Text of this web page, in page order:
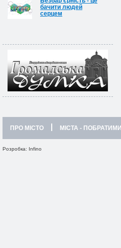
бачити людей
серцем
ПРО МІСТО МІСТА - ПОБРАТИМИ
Розробка: Infino